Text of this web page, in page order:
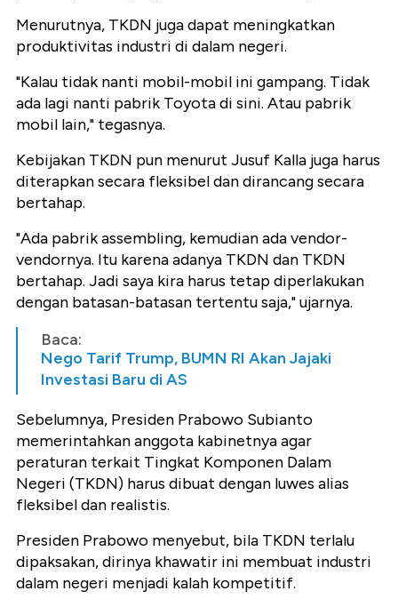
Menurutnya, TKDN juga dapat meningkatkan
produktivitas industri di dalam negeri.
"Kalau tidak nanti mobil-mobil ini gampang. Tidak
ada lagi nanti pabrik Toyota di sini. Atau pabrik
mobil lain," tegasnya.
Kebijakan TKDN pun menurut Jusuf Kalla juga harus
diterapkan secara fleksibel dan dirancang secara
bertahap.
"Ada pabrik assembling, kemudian ada vendor-
vendornya. Itu karena adanya TKDN dan TKDN
bertahap. Jadi saya kira harus tetap diperlakukan
dengan batasan-batasan tertentu saja," ujarnya.
Baca:
Nego Tarif Trump, BUMN RI Akan Jajaki
Investasi Baru di AS
Sebelumnya, Presiden Prabowo Subianto
memerintahkan anggota kabinetnya agar
peraturan terkait Tingkat Komponen Dalam
Negeri (TKDN) harus dibuat dengan luwes alias
fleksibel dan realistis.
Presiden Prabowo menyebut, bila TKDN terlalu
dipaksakan, dirinya khawatir ini membuat industri
dalam negeri menjadi kalah kompetitif.